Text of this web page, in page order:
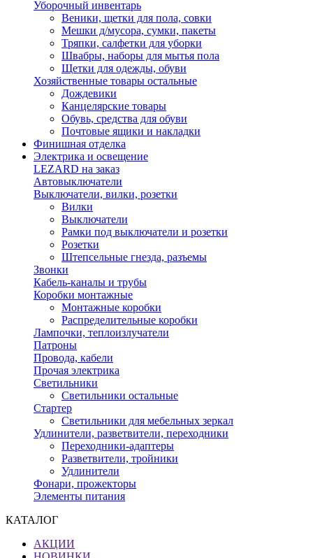
Уборочный инвентарь
Веники, щетки для пола, совки
Мешки д/мусора, сумки, пакеты
Тряпки, салфетки для уборки
Швабры, наборы для мытья пола
Щетки для одежды, обуви
Хозяйственные товары остальные
Дождевики
Канцелярские товары
Обувь, средства для обуви
Почтовые ящики и накладки
Финишная отделка
Электрика и освещение
LEZARD на заказ
Автовыключатели
Выключатели, вилки, розетки
Вилки
Выключатели
Рамки под выключатели и розетки
Розетки
Штепсельные гнезда, разъемы
Звонки
Кабель-каналы и трубы
Коробки монтажные
Монтажные коробки
Распределительные коробки
Лампочки, теплоизлучатели
Патроны
Провода, кабели
Прочая электрика
Светильники
Светильники остальные
Стартер
Светильники для мебельных зеркал
Удлинители, разветвители, переходники
Переходники-адаптеры
Разветвители, тройники
Удлинители
Фонари, прожекторы
Элементы питания
КАТАЛОГ
АКЦИИ